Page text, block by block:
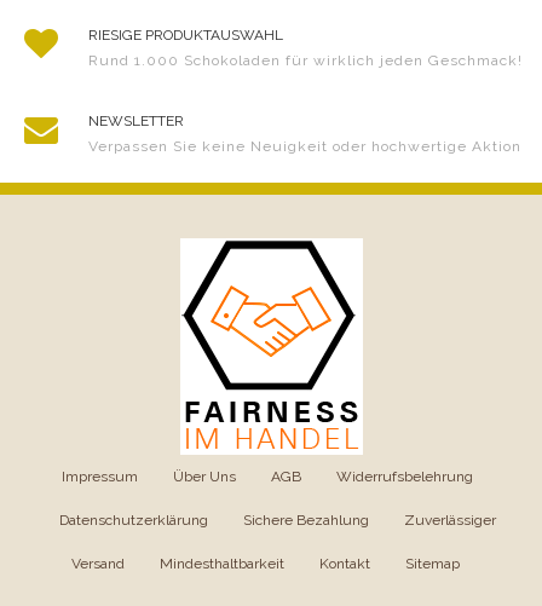
RIESIGE PRODUKTAUSWAHL
Rund 1.000 Schokoladen für wirklich jeden Geschmack!
NEWSLETTER
Verpassen Sie keine Neuigkeit oder hochwertige Aktion
Impressum Über Uns AGB Widerrufsbelehrung
Datenschutzerklärung Sichere Bezahlung Zuverlässiger
Versand Mindesthaltbarkeit Kontakt Sitemap